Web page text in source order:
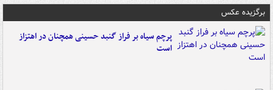
برگزیده عکس
پرچم سیاه بر فراز گنبد حسینی همچنان در اهتزاز
است